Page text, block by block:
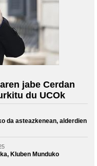
jabe Cerdan
du UCOk
da asteazkenean, alderdien
Kluben Munduko